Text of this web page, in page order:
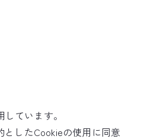
ています。
したCookieの使用に同意